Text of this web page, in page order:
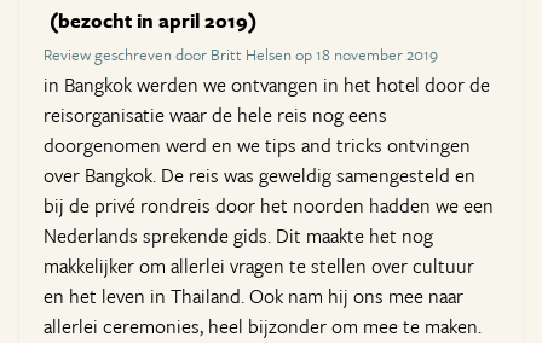
(bezocht in april 2019)
Review geschreven door Britt Helsen op 18 november 2019
in Bangkok werden we ontvangen in het hotel door de
reisorganisatie waar de hele reis nog eens
doorgenomen werd en we tips and tricks ontvingen
over Bangkok. De reis was geweldig samengesteld en
bij de privé rondreis door het noorden hadden we een
Nederlands sprekende gids. Dit maakte het nog
makkelijker om allerlei vragen te stellen over cultuur
en het leven in Thailand. Ook nam hij ons mee naar
allerlei ceremonies, heel bijzonder om mee te maken.